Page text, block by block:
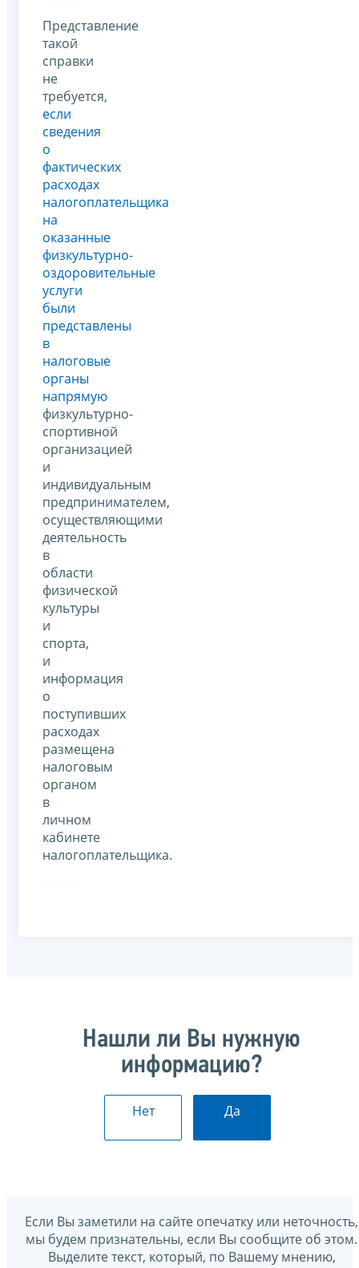
Представление
такой
справки
не
требуется,
если
сведения
о
фактических
расходах
налогоплательщика
на
оказанные
физкультурно-
оздоровительные
услуги
были
представлены
в
налоговые
органы
напрямую
физкультурно-
спортивной
организацией
и
индивидуальным
предпринимателем,
осуществляющими
деятельность
в
области
физической
культуры
и
спорта,
и
информация
о
поступивших
расходах
размещена
налоговым
органом
в
личном
кабинете
налогоплательщика.
Нашли ли Вы нужную
информацию?
Нет Да
Если Вы заметили на сайте опечатку или неточность,
мы будем признательны, если Вы сообщите об этом.
Выделите текст, который, по Вашему мнению,